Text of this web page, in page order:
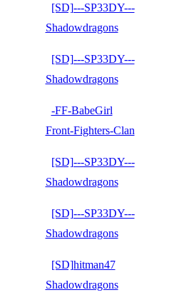
[SD]---SP33DY---
Shadowdragons
[SD]---SP33DY---
Shadowdragons
-FF-BabeGirl
Front-Fighters-Clan
[SD]---SP33DY---
Shadowdragons
[SD]---SP33DY---
Shadowdragons
[SD]hitman47
Shadowdragons